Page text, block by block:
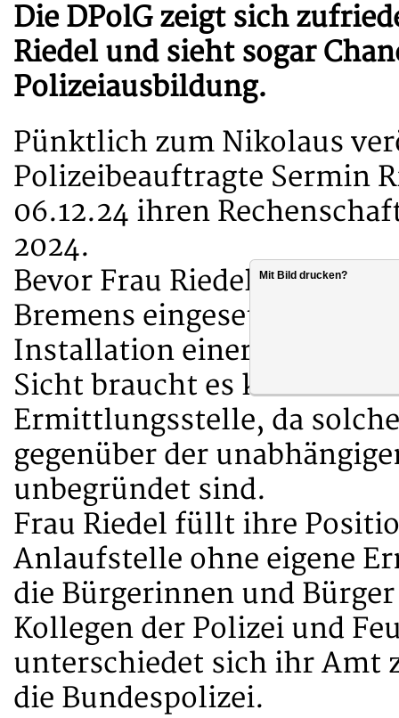
Die DPolG zeigt sich
Riedel und sieht sogar
Polizeiausbildung.
Pünktlich zum Nikolaus
Polizeibeauftragte Sermin
06.12.24 ihren
2024.
Bevor Frau Riedel 2022 als
Bremens eingesetzt wurde,
Installation einer solchen
Sicht braucht es keine
Ermittlungsstelle, da
gegenüber der
unbegründet sind.
Frau Riedel füllt ihre
Anlaufstelle ohne eigene
die Bürgerinnen und
Kollegen der Polizei und
unterschiedet sich ihr Amt
die Bundespolizei.
Mit Bild drucken?